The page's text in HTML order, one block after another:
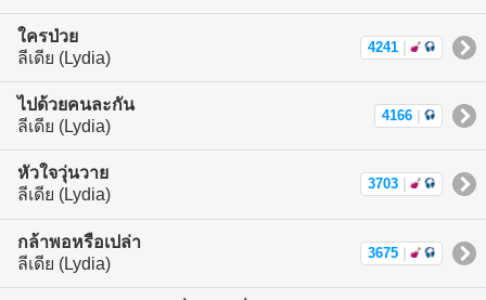
ใครป่วย
ลีเดีย (Lydia)
4241
ไปด้วยคนละกัน
ลีเดีย (Lydia)
4166
หัวใจวุ่นวาย
ลีเดีย (Lydia)
3703
กล้าพอหรือเปล่า
ลีเดีย (Lydia)
3675